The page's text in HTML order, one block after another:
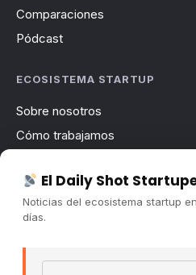
Comparaciones
Pódcast
ECOSISTEMA STARTUP
Sobre nosotros
Cómo trabajamos
Contacto
Publicidad
El Daily Shot
Noticias del ecosistema startup
días.